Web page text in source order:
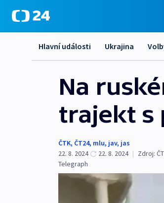
Hlavní události Ukrajina
Na
trajekt s
ČTK, ČT24, mlu, jav, jas
22. 8. 2024
22. 8. 2024 | Zdroj:
Telegraph